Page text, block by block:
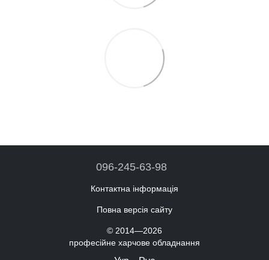
096-245-63-98
Контактна інформація
Повна версія сайту
© 2014—2026
професійне харчове обладнання